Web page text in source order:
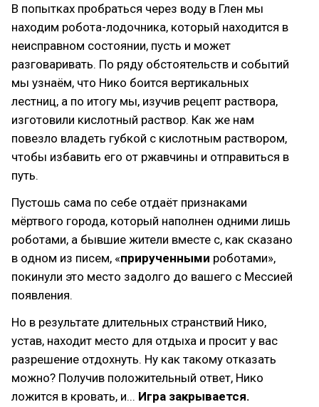
В попытках пробраться через воду в Глен мы
находим робота-лодочника, который находится в
неисправном состоянии, пусть и может
разговаривать. По ряду обстоятельств и событий
мы узнаём, что Нико боится вертикальных
лестниц, а по итогу мы, изучив рецепт раствора,
изготовили кислотный раствор. Как же нам
повезло владеть губкой с кислотным раствором,
чтобы избавить его от ржавчины и отправиться в
путь.
Пустошь сама по себе отдаёт признаками
мёртвого города, который наполнен одними лишь
роботами, а бывшие жители вместе с, как сказано
в одном из писем, «прирученными роботами»,
покинули это место задолго до вашего с Мессией
появления.
Но в результате длительных странствий Нико,
устав, находит место для отдыха и просит у вас
разрешение отдохнуть. Ну как такому отказать
можно? Получив положительный ответ, Нико
ложится в кровать, и... Игра закрывается.